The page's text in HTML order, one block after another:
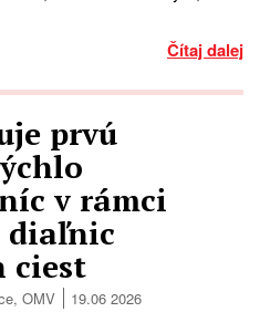
Čítaj dalej
prvú
v rámci
diaľnic
ciest
, OMV 19.06 2026